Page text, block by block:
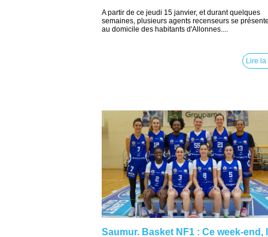
A partir de ce jeudi 15 janvier, et durant quelques
semaines, plusieurs agents recenseurs se
au domicile des habitants d'Allonnes....
Lire la
Saumur. Basket NF1 : Ce week-end,